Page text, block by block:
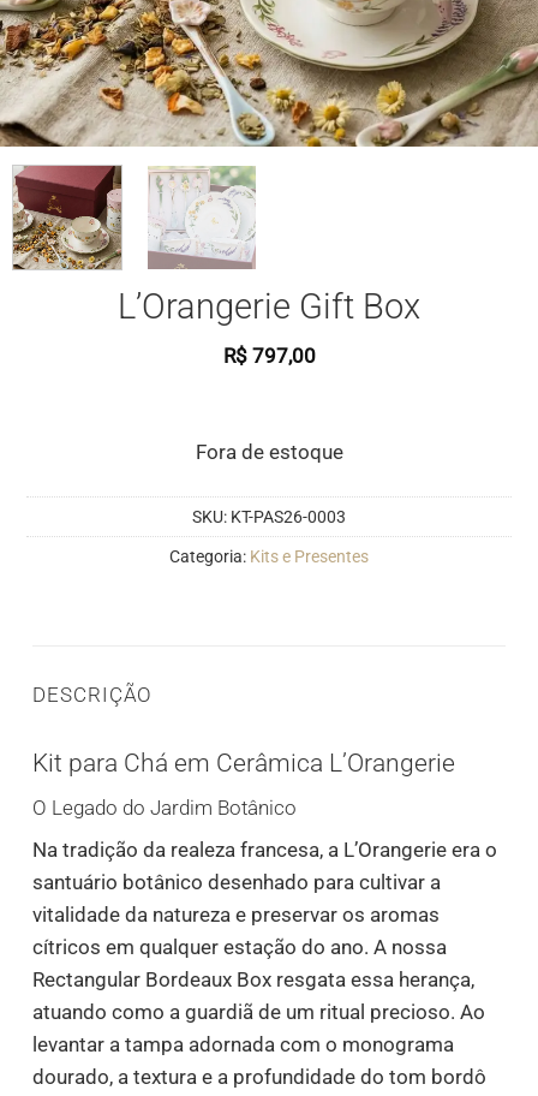
L’Orangerie Gift Box
R$797,00
Fora de estoque
SKU: KT-PAS26-0003
Categoria: Kits e Presentes
DESCRIÇÃO
Kit para Chá em Cerâmica L’Orangerie
O Legado do Jardim Botânico
Na tradição da realeza francesa, a L’Orangerie era o
santuário botânico desenhado para cultivar a
vitalidade da natureza e preservar os aromas
cítricos em qualquer estação do ano. A nossa
Rectangular Bordeaux Box resgata essa herança,
atuando como a guardiã de um ritual precioso. Ao
levantar a tampa adornada com o monograma
dourado, a textura e a profundidade do tom bordô